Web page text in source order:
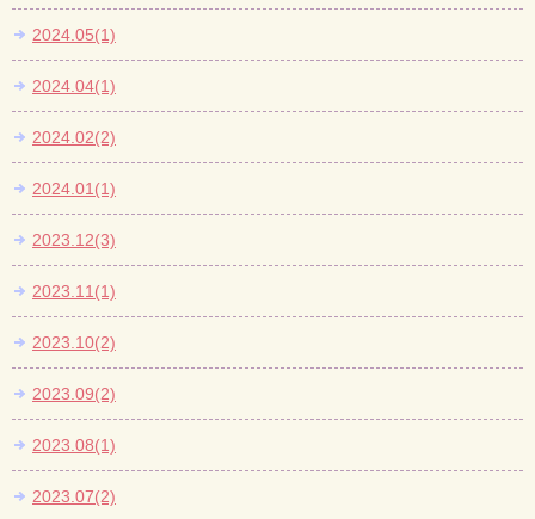
2024.05(1)
2024.04(1)
2024.02(2)
2024.01(1)
2023.12(3)
2023.11(1)
2023.10(2)
2023.09(2)
2023.08(1)
2023.07(2)